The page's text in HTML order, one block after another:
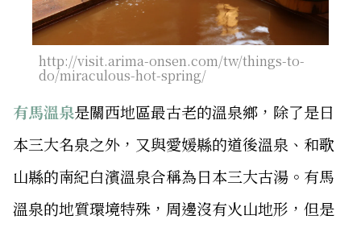
http://visit.arima-onsen.com/tw/things-to-
do/miraculous-hot-spring/
有馬溫泉是關西地區最古老的溫泉鄉，除了是日
本三大名泉之外，又與愛媛縣的道後溫泉、和歌
山縣的南紀白濱溫泉合稱為日本三大古湯。有馬
溫泉的地質環境特殊，周邊沒有火山地形，但是